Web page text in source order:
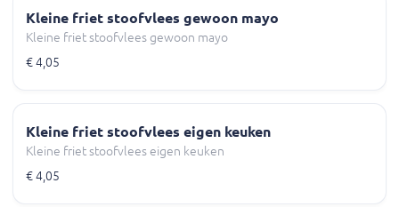
Kleine friet stoofvlees gewoon mayo
Kleine friet stoofvlees gewoon mayo
€ 4,05
Kleine friet stoofvlees eigen keuken
Kleine friet stoofvlees eigen keuken
€ 4,05